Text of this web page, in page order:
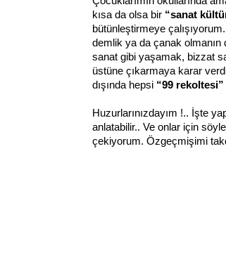
kısa da olsa bir “sanat
bütünleştirmeye
demlik ya da çanak olmanın
sanat gibi yaşamak, bizzat
üstüne çıkarmaya karar
dışında hepsi “99 rekoltesi”
Huzurlarınızdayım !.. İşte
anlatabilir.. Ve onlar için
çekiyorum. Özgeçmişimi